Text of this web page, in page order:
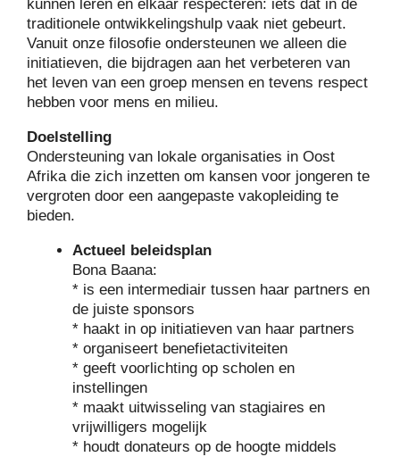
kunnen leren en elkaar respecteren: iets dat in de
traditionele ontwikkelingshulp vaak niet gebeurt.
Vanuit onze filosofie ondersteunen we alleen die
initiatieven, die bijdragen aan het verbeteren van
het leven van een groep mensen en tevens respect
hebben voor mens en milieu.
Doelstelling
Ondersteuning van lokale organisaties in Oost
Afrika die zich inzetten om kansen voor jongeren te
vergroten door een aangepaste vakopleiding te
bieden.
Actueel beleidsplan
Bona Baana:
* is een intermediair tussen haar partners en
de juiste sponsors
* haakt in op initiatieven van haar partners
* organiseert benefietactiviteiten
* geeft voorlichting op scholen en
instellingen
* maakt uitwisseling van stagiaires en
vrijwilligers mogelijk
* houdt donateurs op de hoogte middels